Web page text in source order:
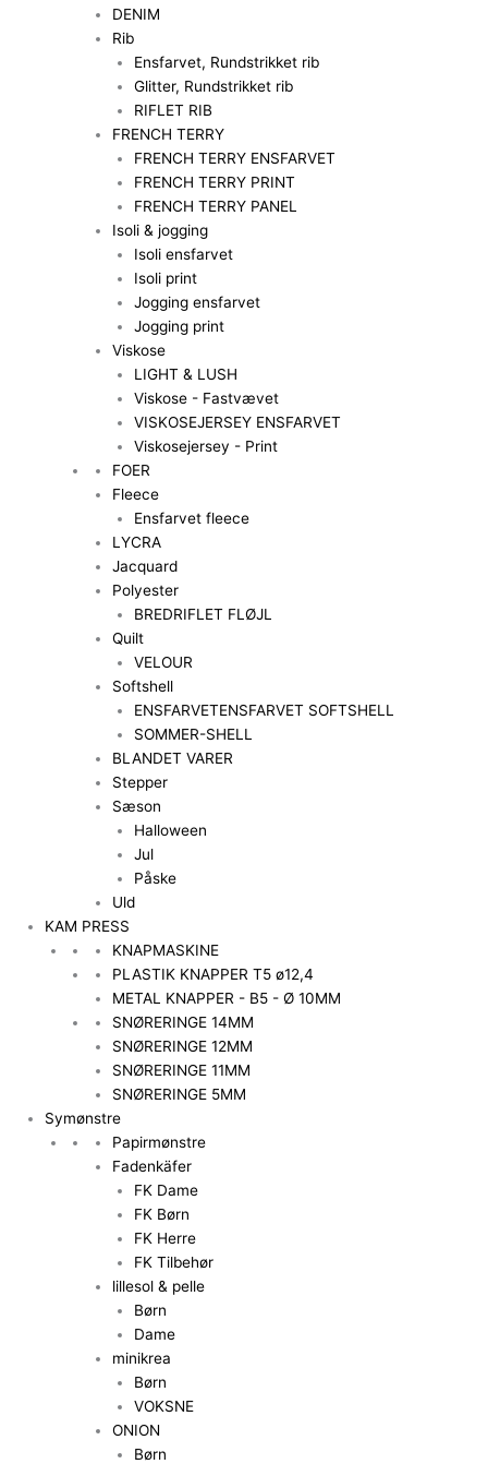
DENIM
Rib
Ensfarvet, Rundstrikket rib
Glitter, Rundstrikket rib
RIFLET RIB
FRENCH TERRY
FRENCH TERRY ENSFARVET
FRENCH TERRY PRINT
FRENCH TERRY PANEL
Isoli & jogging
Isoli ensfarvet
Isoli print
Jogging ensfarvet
Jogging print
Viskose
LIGHT & LUSH
Viskose - Fastvævet
VISKOSEJERSEY ENSFARVET
Viskosejersey - Print
FOER
Fleece
Ensfarvet fleece
LYCRA
Jacquard
Polyester
BREDRIFLET FLØJL
Quilt
VELOUR
Softshell
ENSFARVETENSFARVET SOFTSHELL
SOMMER-SHELL
BLANDET VARER
Stepper
Sæson
Halloween
Jul
Påske
Uld
KAM PRESS
KNAPMASKINE
PLASTIK KNAPPER T5 ø12,4
METAL KNAPPER - B5 - Ø 10MM
SNØRERINGE 14MM
SNØRERINGE 12MM
SNØRERINGE 11MM
SNØRERINGE 5MM
Symønstre
Papirmønstre
Fadenkäfer
FK Dame
FK Børn
FK Herre
FK Tilbehør
lillesol & pelle
Børn
Dame
minikrea
Børn
VOKSNE
ONION
Børn